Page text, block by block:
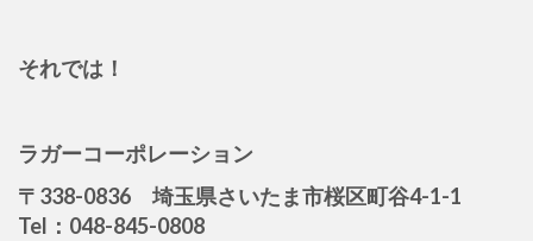
それでは！
ラガーコーポレーション
〒338-0836 埼玉県さいたま市桜区町谷4-1-1
Tel：048-845-0808